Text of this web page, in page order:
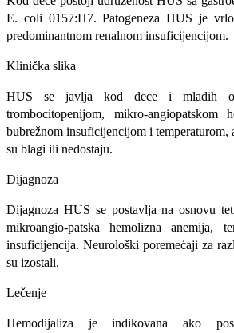
E. coli 0157:H7. Patogeneza HUS je
predominantnom renalnom insuficijencijom.
Klinička slika
HUS se javlja kod dece i mladih
trombocitopenijom, mikro-angiopatskom
bu­brežnom insuficijencijom i temperaturom,
su blagi ili nedo­staju.
Dijagnoza
Dijagnoza HUS se postavlja na osno­vu
mikroangio-patska hemolizna anemija,
insuficijencija. Neurološki po­remećaji za
su izostali.
Lečenje
Hemodijaliza je indikovana ako